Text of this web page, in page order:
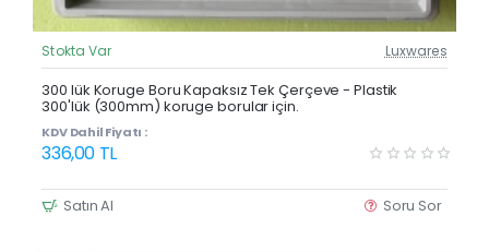
Güncel Fiyat
Stokta Var Luxwares
300 lük Koruge Boru Kapaksız Tek Çerçeve - Plastik
300'lük (300mm) koruge borular için.
KDV Dahil Fiyatı :
336,00 TL
Satın Al Soru Sor